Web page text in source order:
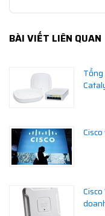
BÀI VIẾT LIÊN QUAN